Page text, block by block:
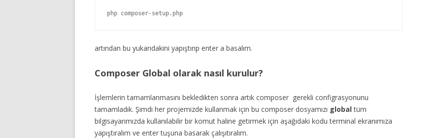
php composer-setup.php
artından bu yukarıdakini yapıştırıp enter a basalım.
Composer Global olarak nasıl kurulur?
İşlemlerin tamamlanmasını bekledikten sonra artık composer gerekli configrasyonunu
tamamladık. Şimdi her projemizde kullanmak için bu composer dosyamızı globaltüm
bilgisayarımızda kullanılabilir bir komut haline getirmek için aşağıdaki kodu terminal ekranımıza
yapıştıralım ve enter tuşuna basarak çalışıtıralım.